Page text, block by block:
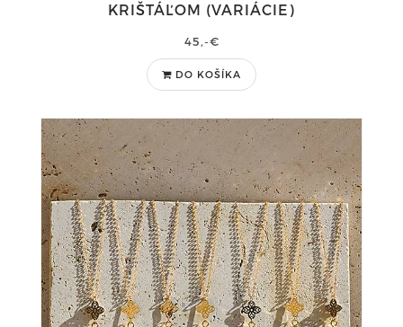
KRIŠTÁĽOM (VARIÁCIE)
45,-€
DO KOŠÍKA